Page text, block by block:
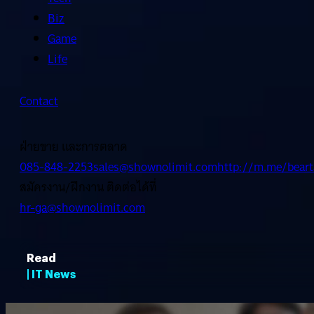
Biz
Game
Life
Contact
ฝ่ายขาย และการตลาด
085-848-2253sales@shownolimit.comhttp://m.me/
สมัครงาน/ฝึกงาน ติดต่อได้ที่
hr-ga@shownolimit.com
Read
| IT News